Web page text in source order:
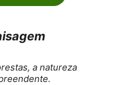
a natureza